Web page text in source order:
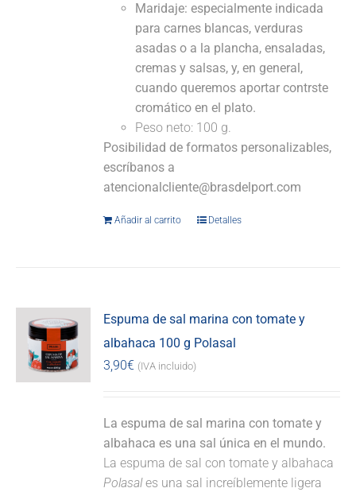
Maridaje: especialmente indicada
para carnes blancas, verduras
asadas o a la plancha, ensaladas,
cremas y salsas, y, en general,
cuando queremos aportar contrste
cromático en el plato.
Peso neto: 100 g.
Posibilidad de formatos personalizables,
escríbanos a
atencionalcliente@brasdelport.com
Añadir al carrito Detalles
Espuma de sal marina con tomate y
albahaca 100 g Polasal
3,90€ (IVA incluido)
La espuma de sal marina con tomate y
albahaca es una sal única en el mundo.
La espuma de sal con tomate y albahaca
Polasales una sal increíblemente ligera